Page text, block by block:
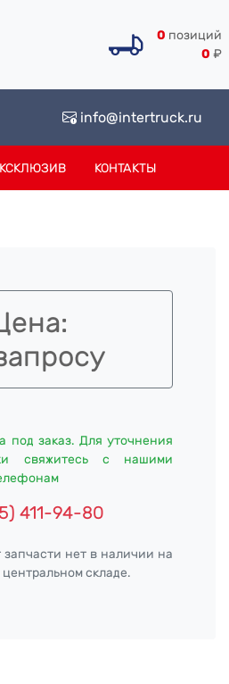
0 позиций
0 ₽
info@intertruck.ru
КОНТАКТЫ
под заказ. Для уточнения
свяжитесь с нашими
411-94-80
нет в наличии на
складе.